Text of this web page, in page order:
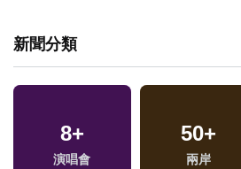
新聞分類
8+
演唱會
50+
兩岸